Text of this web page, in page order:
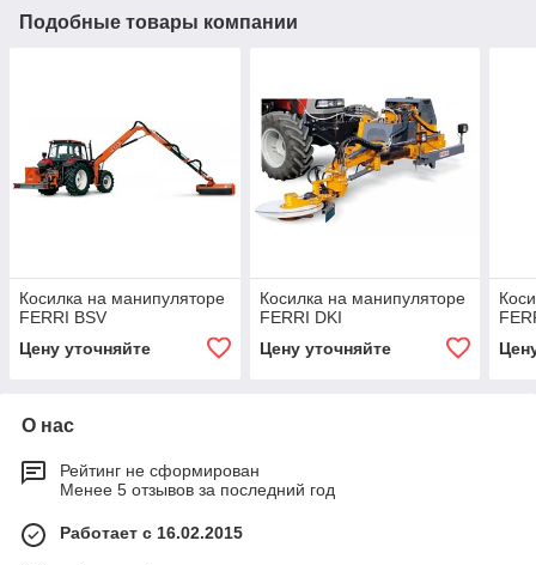
Подобные товары компании
Косилка на манипуляторе
FERRI BSV
Цену уточняйте
Косилка на манипуляторе
FERRI DKI
Цену уточняйте
О нас
Рейтинг не сформирован
Менее 5 отзывов за последний год
Работает с 16.02.2015